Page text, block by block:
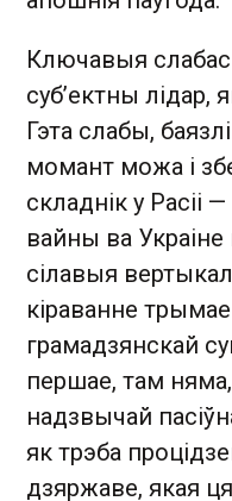
Ключавыя
суб’ектны лідар,
Гэта слабы,
момант можа і
складнік у Расіі
вайны ва Украіне
сілавыя
кіраванне
грамадзянскай
першае, там
надзвычай
як трэба
дзяржаве, якая